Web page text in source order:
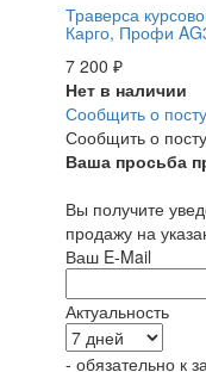
Траверса
Карго, Профи
7 200 ₽
Нет в наличии
Сообщить о
Сообщить о
Ваша просьба
Вы получите
продажу на
Ваш E-Mail
Актуальность
- обязательно к